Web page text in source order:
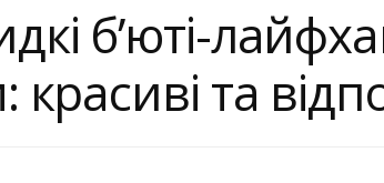
б’юті-
красиві та